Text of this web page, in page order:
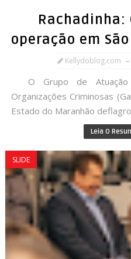
Rachadinha:
operação em
Kellydoblog.com
O Grupo de Atuação
Organizações Criminosas
Estado do Maranhão
Leia O
SLIDE